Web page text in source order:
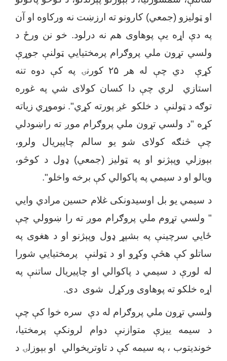
او ټولیزو (جمعي) کارونو ته ارزښت نه ورکاوه او آن
په دې اړه یې پوهاوی هم نه درلود. خو نن ورځ د
ولسي تړون ملي پروګرام پرمختیایي ټولنې جوړې
کړې دي چې له هر ۲۵ کورنۍ په کې دوه تنه
استازي لري چې دا کسان کولای شي په غوره
توګه د ټولنې د خلکو غږ پورته کړي". نوموړي زیاته
کړه "د ولسي تړون ملي پروګرام موږ ته راښودلي
چې څنګه کولای شو یو سالم چاپیریال ولرو،
بېوزلي وپېژنو او په ټولیز (جمعي) ډول د کوڅو،
ویالو او د سیمي په پاکوالي کې برخه واخلو"
.
د سیمي یو بل اوسیدونکی غلام حسین مرادي وایي
"ولسي تړوم ملي پروګرام موږ ته را ښوولي چې
ځایي سرچینې په بشپړ ډول وپېژنو او د هغوی په
ساتلو کې هڅې وکړو او د ټولنې پرمختیایي شورا
له لورې د سیمي د پاکوالي او چاپیریال ساتنې په
اړه خلکو ته پوهاوی ورکړل شوی دی.
ولسي تړون ملي پروګرام له دې سره خوا کې چې
د سیمه ییزې متوازنې دوام لرونکې پرمختیا،
خوندیتوب ، په سیمه کې د تاوتریخوالي او بېوزلۍ د